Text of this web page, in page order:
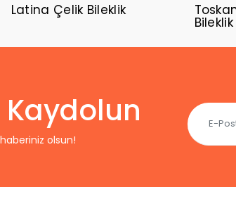
Latina Çelik Bileklik
Bileklik
olsun!